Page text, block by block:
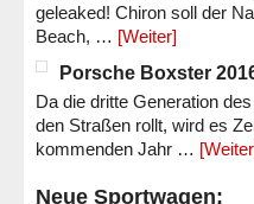
geleaked! Chiron soll der
Beach, … [Weiter]
Porsche Boxster
Da die dritte Generation
den Straßen rollt, wird es
kommenden Jahr …
Neue Sportwagen: